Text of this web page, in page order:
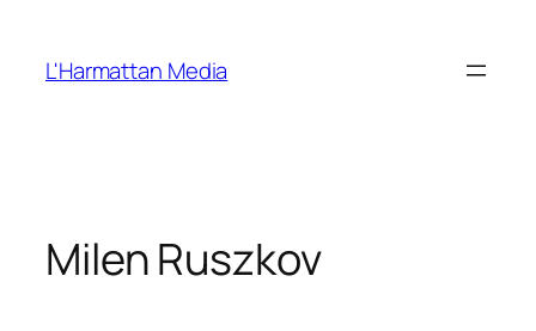
tartalomhoz
L'Harmattan Media
Milen Ruszkov